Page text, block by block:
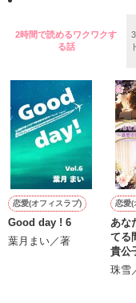
やっと君との
約束を守れる気がした
とても
"かけがえのないもの"
だと思う。
恋をして、
初めて知る感情もある
仕事をして、
何かを思い知ること
2時間で読めるワクワクす
る話
恋愛(オフィスラブ)
Good day ! 6
葉月まい／著
恋愛(
あな
てる
貴公
帝を
珠雪